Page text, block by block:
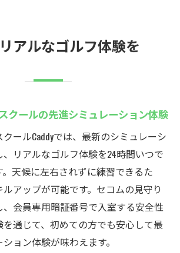
アルなゴルフ体験を
クールの先進シミュレーション体験
ールCaddyでは、最新のシミュレーシ
、リアルなゴルフ体験を24時間いつで
天候に左右されずに練習できるた
アップが可能です。セコムの見守り
、会員専用暗証番号で入室する安全性
通じて、初めての方でも安心して最
ョン体験が味わえます。